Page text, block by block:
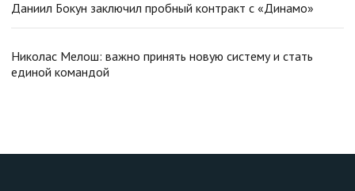
Даниил Бокун заключил пробный контракт с «Динамо»
Николас Мелош: важно принять новую систему и стать
единой командой